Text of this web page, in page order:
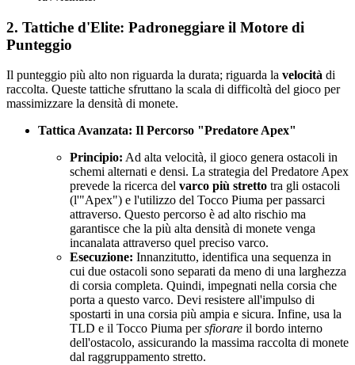
2. Tattiche d'Elite: Padroneggiare il Motore di
Punteggio
Il punteggio più alto non riguarda la durata; riguarda la velocità di
raccolta. Queste tattiche sfruttano la scala di difficoltà del gioco per
massimizzare la densità di monete.
Tattica Avanzata: Il Percorso "Predatore Apex"
Principio: Ad alta velocità, il gioco genera ostacoli in
schemi alternati e densi. La strategia del Predatore Apex
prevede la ricerca del varco più stretto tra gli ostacoli
(l'"Apex") e l'utilizzo del Tocco Piuma per passarci
attraverso. Questo percorso è ad alto rischio ma
garantisce che la più alta densità di monete venga
incanalata attraverso quel preciso varco.
Esecuzione: Innanzitutto, identifica una sequenza in
cui due ostacoli sono separati da meno di una larghezza
di corsia completa. Quindi, impegnati nella corsia che
porta a questo varco. Devi resistere all'impulso di
spostarti in una corsia più ampia e sicura. Infine, usa la
TLD e il Tocco Piuma persfiorare il bordo interno
dell'ostacolo, assicurando la massima raccolta di monete
dal raggruppamento stretto.